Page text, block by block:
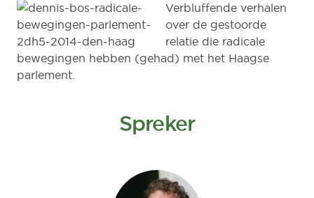
Verbluffende verhalen
over de gestoorde
relatie die radicale
bewegingen hebben (gehad) met het Haagse
parlement.
Spreker